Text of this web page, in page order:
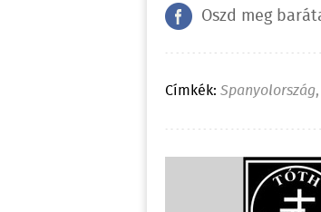
Oszd meg
Címkék: Spanyolország,